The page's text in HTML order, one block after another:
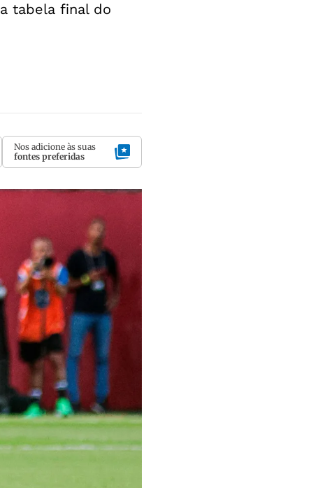
tabela final do
Nos adicione às suas
fontes preferidas